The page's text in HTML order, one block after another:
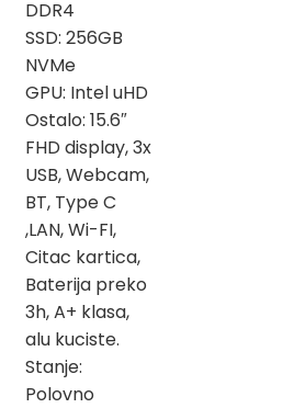
DDR4
SSD: 256GB
NVMe
GPU: Intel uHD
Ostalo: 15.6″
FHD display, 3x
USB, Webcam,
BT, Type C
,LAN, Wi-FI,
Citac kartica,
Baterija preko
3h, A+ klasa,
alu kuciste.
Stanje:
Polovno